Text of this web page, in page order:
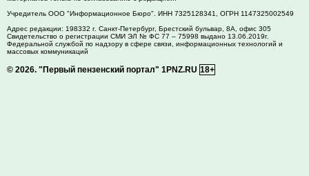
Учредитель ООО "Информационное Бюро". ИНН 7325128341, ОГРН 1147325002549
Адрес редакции: 198332 г. Санкт-Петербург, Брестский бульвар, 8А, офис 305
Свидетельство о регистрации СМИ ЭЛ № ФС 77 – 75998 выдано 13.06.2019г.
Федеральной службой по надзору в сфере связи, информационных технологий и
массовых коммуникаций
© 2026. "Первый пензенский портал" 1PNZ.RU 18+